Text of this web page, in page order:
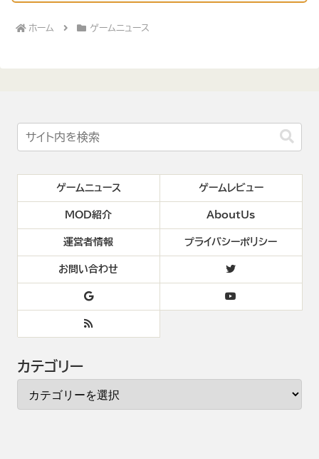
ホーム ゲームニュース
ゲームニュース ゲームレビュー
MOD紹介 AboutUs
運営者情報 プライバシーポリシー
お問い合わせ
カテゴリー